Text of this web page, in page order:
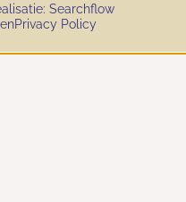
Searchflow
Privacy Policy